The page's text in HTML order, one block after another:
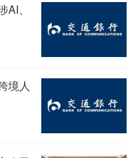
、
境人